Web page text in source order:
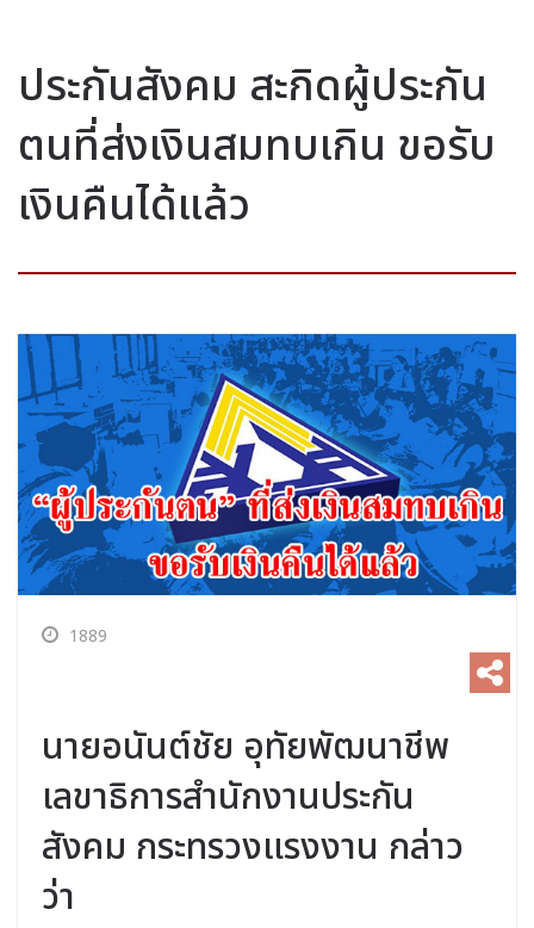
ประกันสังคม สะกิดผู้ประกัน
ตนที่ส่งเงินสมทบเกิน ขอรับ
เงินคืนได้แล้ว
1889
นายอนันต์ชัย อุทัยพัฒนาชีพ
เลขาธิการสำนักงานประกัน
สังคม กระทรวงแรงงาน กล่าว
ว่า